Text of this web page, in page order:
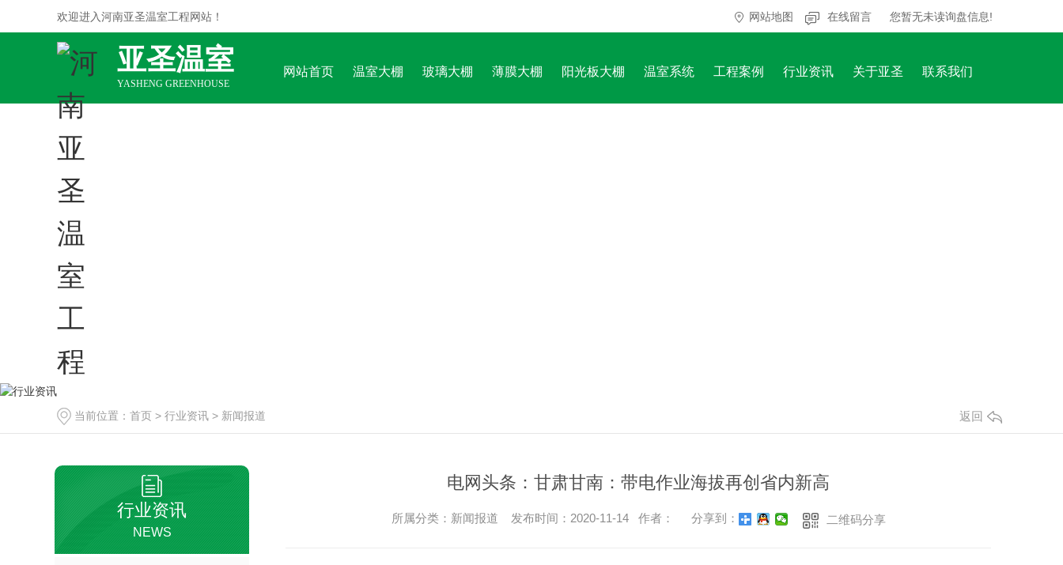
欢迎进入河南亚圣温室工程网站！ 网站地图 在线留言 您暂无未读询盘信息!
亚圣温室
YASHENG GREENHOUSE
网站首页 温室大棚 玻璃大棚 薄膜大棚 阳光板大棚 温室系统 工程案例 行业资讯 关于亚圣 联系我们
当前位置： 首页 > 行业资讯 > 新闻报道 返回
行业资讯
NEWS
电网头条：甘肃甘南：带电作业海拔再创省内新高
所属分类：新闻报道 发布时间：2020-11-14 作者： 分享到： 二维码分享